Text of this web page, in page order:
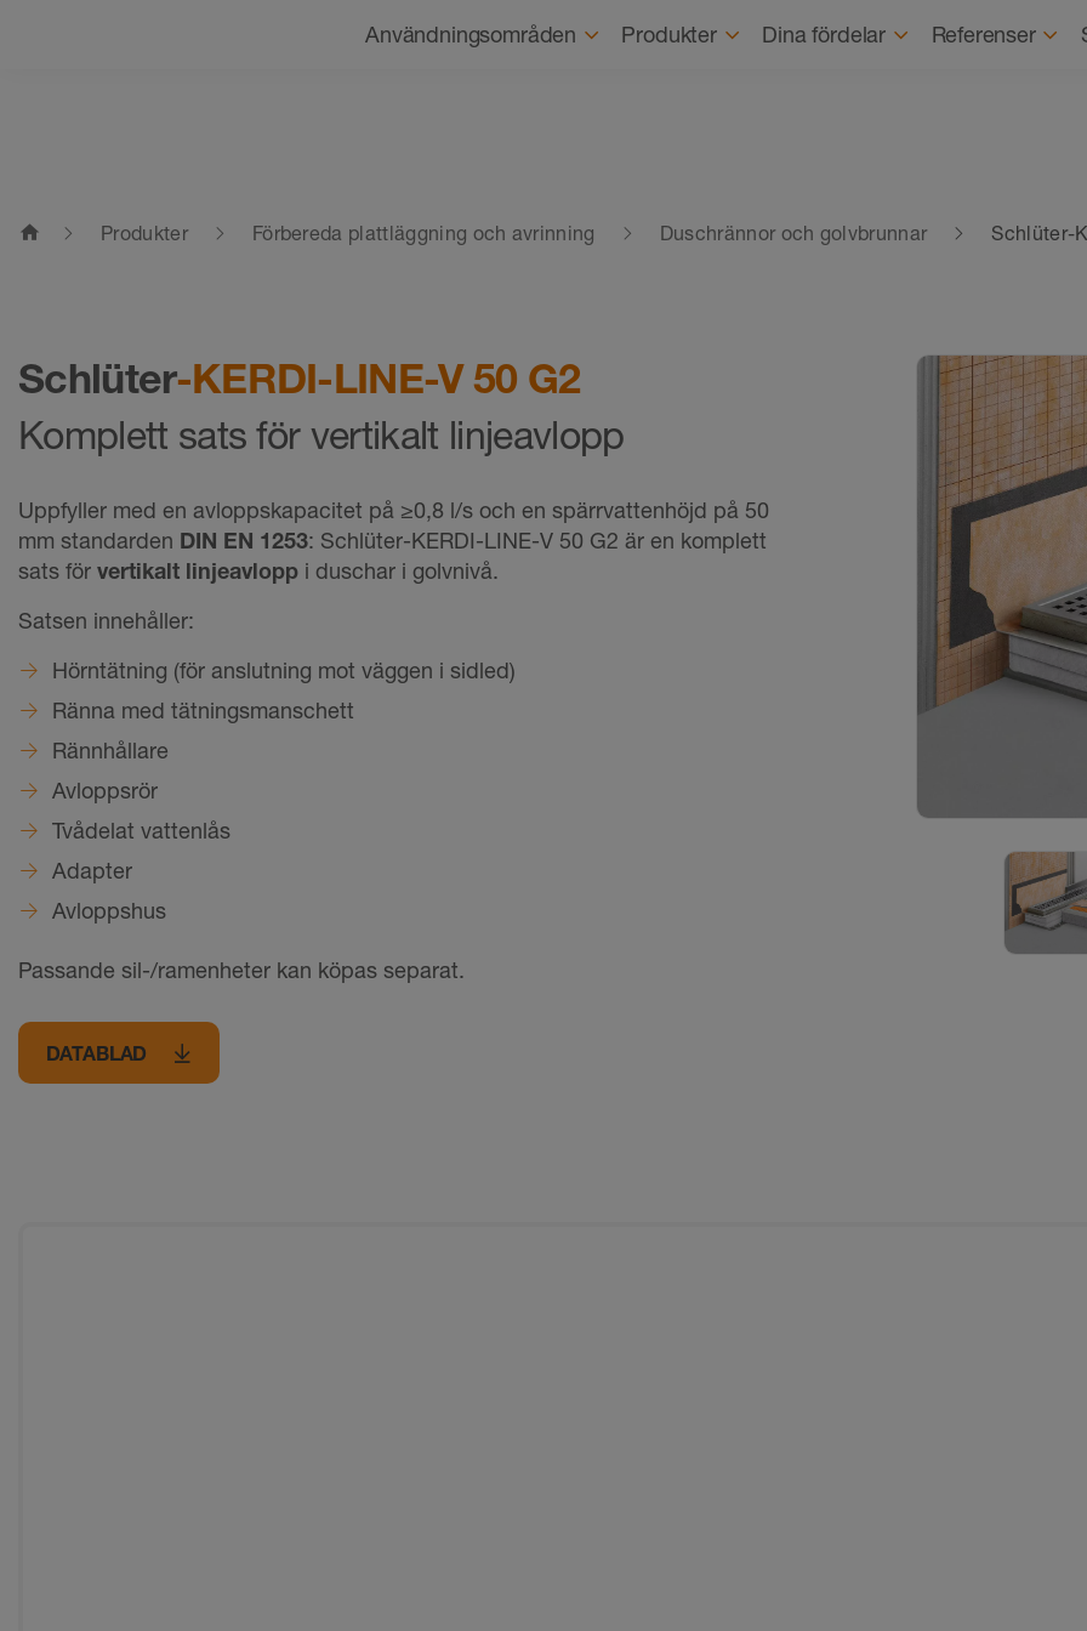
Om
Användningsområden Produkter Dina fördelar Referenser
home Produkter Förbereda plattläggning och avrinning Duschrännor och golvbrunnar Schlüter-
Schlüter-KERDI-LINE-V 50 G2
Komplett sats för vertikalt linjeavlopp
Uppfyller med en avloppskapacitet på ≥0,8 l/s och en spärrvattenhöjd på 50
mm standarden DIN EN 1253: Schlüter-KERDI-LINE-V 50 G2 är en komplett
sats för vertikalt linjeavlopp i duschar i golvnivå.
Satsen innehåller:
Hörntätning (för anslutning mot väggen i sidled)
Ränna med tätningsmanschett
Rännhållare
Avloppsrör
Tvådelat vattenlås
Adapter
Avloppshus
Passande sil-/ramenheter kan köpas separat.
DATABLAD